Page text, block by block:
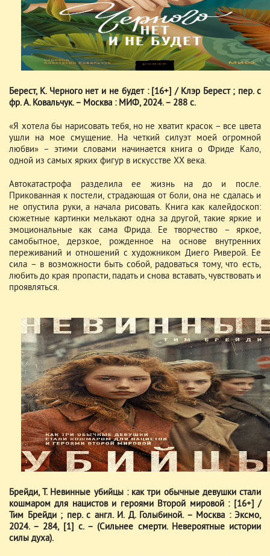
Берест, К. Черного нет и не будет : [16+] / Клэр Берест ; пер. с
фр. А. Ковальчук. – Москва : МИФ, 2024. – 288 с.
«Я хотела бы нарисовать тебя, но не хватит красок – все цвета
ушли на мое смущение. На четкий силуэт моей огромной
любви» – этими словами начинается книга о Фриде Кало,
одной из самых ярких фигур в искусстве ХХ века.
Автокатастрофа разделила ее жизнь на до и после.
Прикованная к постели, страдающая от боли, она не сдалась и
не опустила руки, а начала рисовать. Книга как калейдоскоп:
сюжетные картинки мелькают одна за другой, такие яркие и
эмоциональные как сама Фрида. Ее творчество – яркое,
самобытное, дерзкое, рожденное на основе внутренних
переживаний и отношений с художником Диего Риверой. Ее
сила – в возможности быть собой, радоваться тому, что есть,
любить до края пропасти, падать и снова вставать, чувствовать и
проявляться.
Брейди, Т. Невинные убийцы : как три обычные девушки стали
кошмаром для нацистов и героями Второй мировой : [16+] /
Тим Брейди ; пер. с англ. И. Д. Голыбиной. – Москва : Эксмо,
2024. – 284, [1] с. – (Сильнее смерти. Невероятные истории
силы духа).